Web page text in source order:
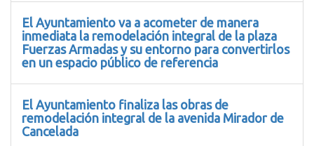
El Ayuntamiento va a acometer de manera
inmediata la remodelación integral de la plaza
Fuerzas Armadas y su entorno para convertirlos
en un espacio público de referencia
El Ayuntamiento finaliza las obras de
remodelación integral de la avenida Mirador de
Cancelada